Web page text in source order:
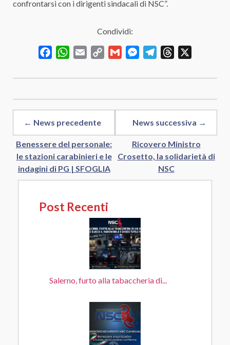
confrontarsi con i dirigenti sindacali di NSC”.
Condividi:
FacebookWhatsApp
Email
Copy
Gmail MessengerTelegramThreads
← News precedente
Benessere del personale:
le stazioni carabinieri e le
indagini di PG | SFOGLIA
News successiva →
Ricovero Ministro
Crosetto, la solidarietà di
NSC
Post Recenti
Salerno, furto alla tabaccheria di...